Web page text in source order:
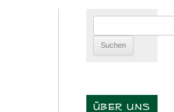
nach:
ÜBER UNS